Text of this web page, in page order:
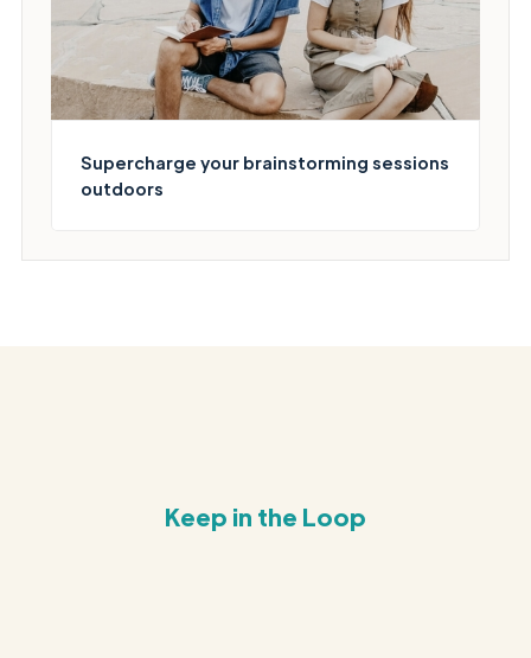
Supercharge your brainstorming sessions
outdoors
Keep in the Loop